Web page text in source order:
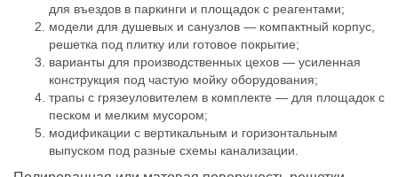
для въездов в паркинги и площадок с реагентами;
модели для душевых и санузлов — компактный корпус,
решетка под плитку или готовое покрытие;
варианты для производственных цехов — усиленная
конструкция под частую мойку оборудования;
трапы с грязеуловителем в комплекте — для площадок с
песком и мелким мусором;
модификации с вертикальным и горизонтальным
выпуском под разные схемы канализации.